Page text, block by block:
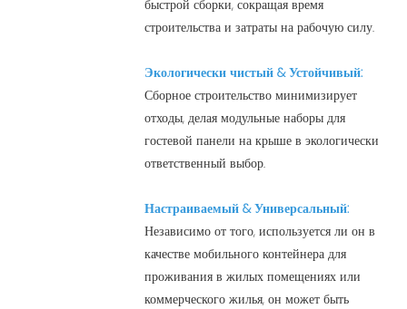
быстрой сборки, сокращая время
строительства и затраты на рабочую силу.
Экологически чистый & Устойчивый:
Сборное строительство минимизирует
отходы, делая модульные наборы для
гостевой панели на крыше в экологически
ответственный выбор.
Настраиваемый & Универсальный:
Независимо от того, используется ли он в
качестве мобильного контейнера для
проживания в жилых помещениях или
коммерческого жилья, он может быть